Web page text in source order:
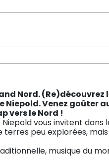
Nord.
Venez goûter
vers le Nord !
vous invitent dans
terres peu explorées,
musique du